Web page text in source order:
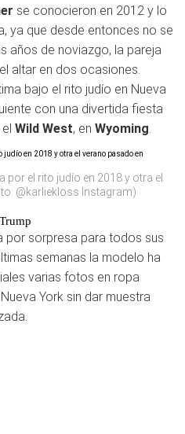
se conocieron en 2012 y lo
ya que desde entonces no se
años de noviazgo, la pareja
altar en dos ocasiones.
bajo el rito judío en Nueva
con una divertida fiesta
Wild West, en Wyoming.
por el rito judío en 2018 y otra el
@karliekloss Instagram)
por sorpresa para todos sus
semanas la modelo ha
varias fotos en ropa
York sin dar muestra